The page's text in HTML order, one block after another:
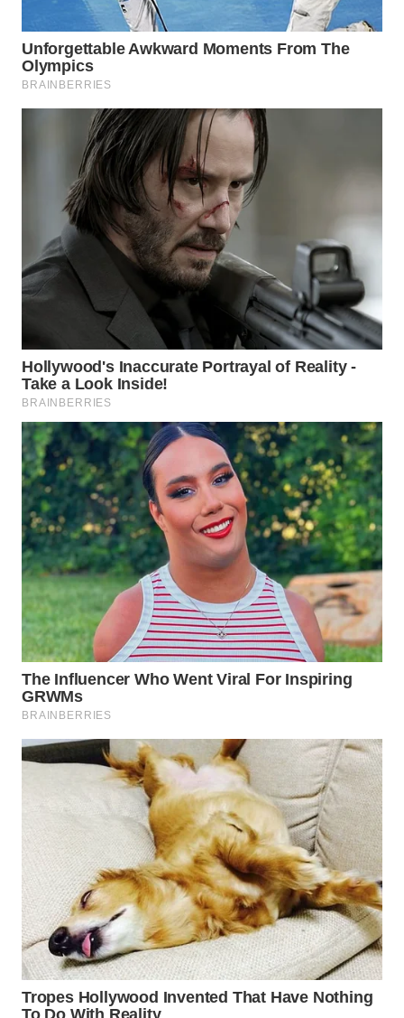
KARO
WN
WN
LABUHANBATU
WN
TAPANULI
TENGAH
WN DELI
WN
TEBING
TINGGI
WN
PAKPAK
WN
KARAWANG
WN
BEKASI
WN
BOGOR
WN
DEPOK
TAPANULI
WN
SAMOSIR
WN
PADANG
LAWAS